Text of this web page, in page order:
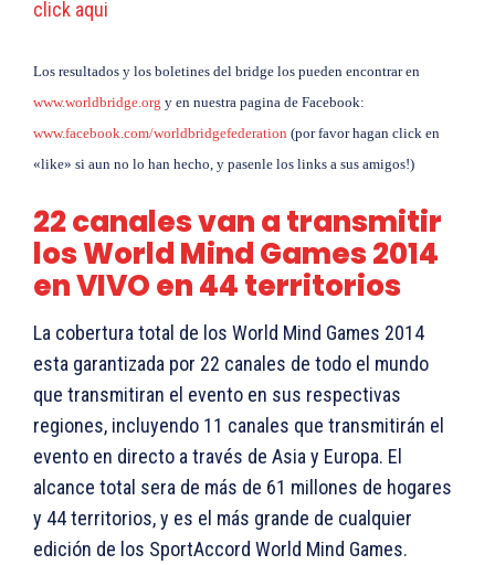
click aqui
Los resultados y los boletines del bridge los pueden encontrar en
www.worldbridge.org y en nuestra pagina de Facebook:
www.facebook.com/worldbridgefederation (por favor hagan click en
«like» si aun no lo han hecho, y pasenle los links a sus amigos!)
22 canales van a transmitir
los World Mind Games 2014
en VIVO en 44 territorios
La cobertura total de los World Mind Games 2014
esta garantizada por 22 canales de todo el mundo
que transmitiran el evento en sus respectivas
regiones, incluyendo 11 canales que transmitirán el
evento en directo a través de Asia y Europa. El
alcance total sera de más de 61 millones de hogares
y 44 territorios, y es el más grande de cualquier
edición de los SportAccord World Mind Games.